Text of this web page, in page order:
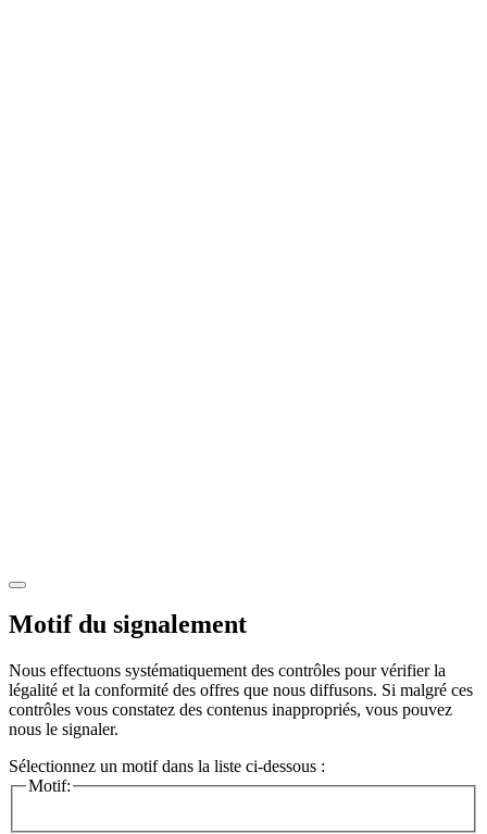
Motif du signalement
Nous effectuons systématiquement des contrôles pour vérifier la
légalité et la conformité des offres que nous diffusons. Si malgré ces
contrôles vous constatez des contenus inappropriés, vous pouvez
nous le signaler.
Sélectionnez un motif dans la liste ci-dessous :
Motif: